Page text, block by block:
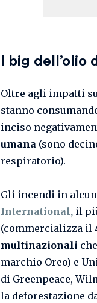
I big
Oltre agli impatti
stanno
inciso
umana (sono
respiratorio).
Gli incendi in
International, il
(commercializza il
multinazionali
marchio Oreo) e
di Greenpeace,
la deforestazione